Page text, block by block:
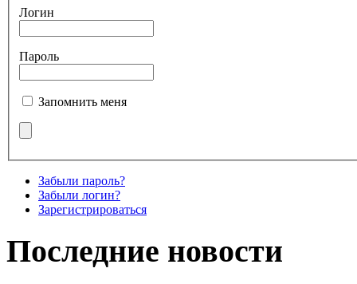
Логин
Пароль
Запомнить меня
Забыли пароль?
Забыли логин?
Зарегистрироваться
Последние новости